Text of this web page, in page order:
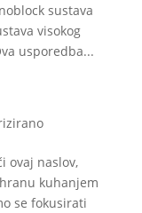
sustava
visokog
usporedba...
ovaj naslov,
kuhanjem
se fokusirati